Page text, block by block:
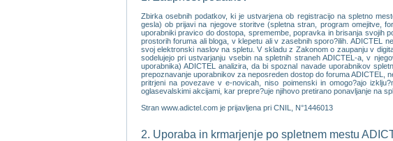
Zbirka osebnih podatkov, ki je ustvarjena ob registracijo na spletno
gesla) ob prijavi na njegove storitve (spletna stran, program omejitve,
uporabniki pravico do dostopa, spremembe, popravka in brisanja svojih
prostorih foruma ali bloga, v klepetu ali v zasebnih sporo?ilih. ADICTEL
svoj elektronski naslov na spletu. V skladu z Zakonom o zaupanju v
sodelujejo pri ustvarjanju vsebin na spletnih straneh ADICTEL-a, v
uporabnika) ADICTEL analizira, da bi spoznal navade uporabnikov
prepoznavanje uporabnikov za neposreden dostop do foruma ADICTEL,
pritrjeni na povezave v e-novicah, niso poimenski in omogo?ajo
oglasevalskimi akcijami, kar prepre?uje njihovo pretirano ponavljanje na
Stran www.adictel.com je prijavljena pri CNIL, N°1446013
2. Uporaba in krmarjenje po spletnem mestu